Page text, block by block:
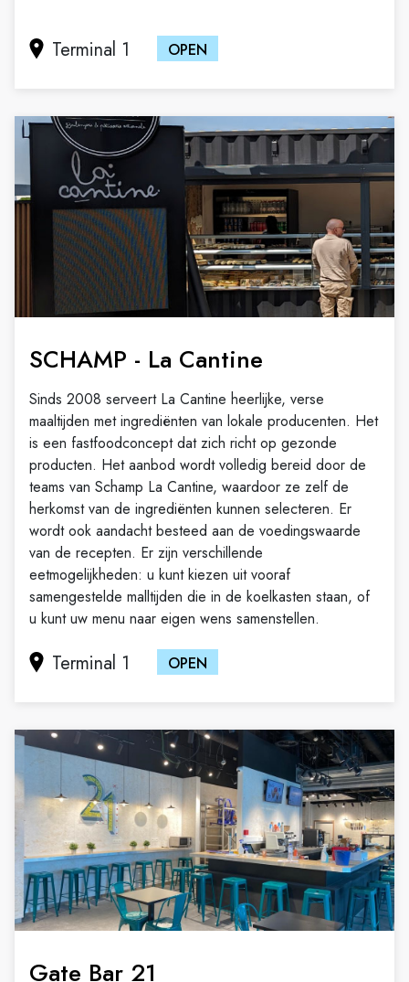
Terminal 1 OPEN
SCHAMP - La Cantine
Sinds 2008 serveert La Cantine heerlijke, verse
maaltijden met ingrediënten van lokale producenten. Het
is een fastfoodconcept dat zich richt op gezonde
producten. Het aanbod wordt volledig bereid door de
teams van Schamp La Cantine, waardoor ze zelf de
herkomst van de ingrediënten kunnen selecteren. Er
wordt ook aandacht besteed aan de voedingswaarde
van de recepten. Er zijn verschillende
eetmogelijkheden: u kunt kiezen uit vooraf
samengestelde malltijden die in de koelkasten staan, of
u kunt uw menu naar eigen wens samenstellen.
Terminal 1 OPEN
Gate Bar 21